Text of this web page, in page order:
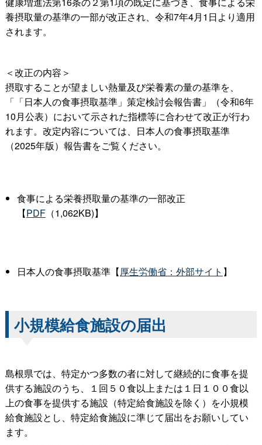
養摂取量の基準の一部が改正され、令和7年4月1日より適用
されます。
＜改正の内容＞
摂取することが望ましい熱量及び栄養素の量の基準を、
「「日本人の食事摂取基準」策定検討会報告書」（令和6年
10月公表）において示された指標等に合わせて改正が行わ
れます。改定内容については、日本人の食事摂取基準
（2025年版）報告書をご覧ください。
食事による栄養摂取量の基準の一部改正
【PDF（1,062KB)】
日本人の食事摂取基準【厚生労働省：外部サイト 】
小規模給食施設の届出
島根県では、特定かつ多数の者に対して継続的に食事を提
供する施設のうち、１回５０食以上または１日１００食以
上の食事を提供する施設（特定給食施設を除く）を小規模
給食施設とし、特定給食施設に準じて届出をお願いしてい
ます。